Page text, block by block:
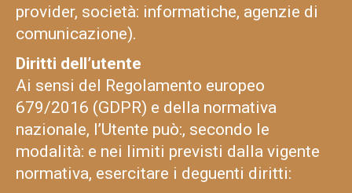
provider, società: informatiche, agenzie di
comunicazione).
Diritti dell’utente
Ai sensi del Regolamento europeo
679/2016 (GDPR) e della normativa
nazionale, l’Utente può:, secondo le
modalità: e nei limiti previsti dalla vigente
normativa, esercitare i deguenti diritti: